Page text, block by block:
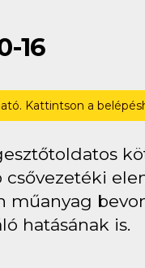
16
Kattintson a
műanyag
hatásának is.